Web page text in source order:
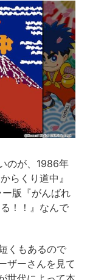
のが、1986年
らくり道中』
版『がんばれ
！！』なんで
くもあるので
ザーさんを見て